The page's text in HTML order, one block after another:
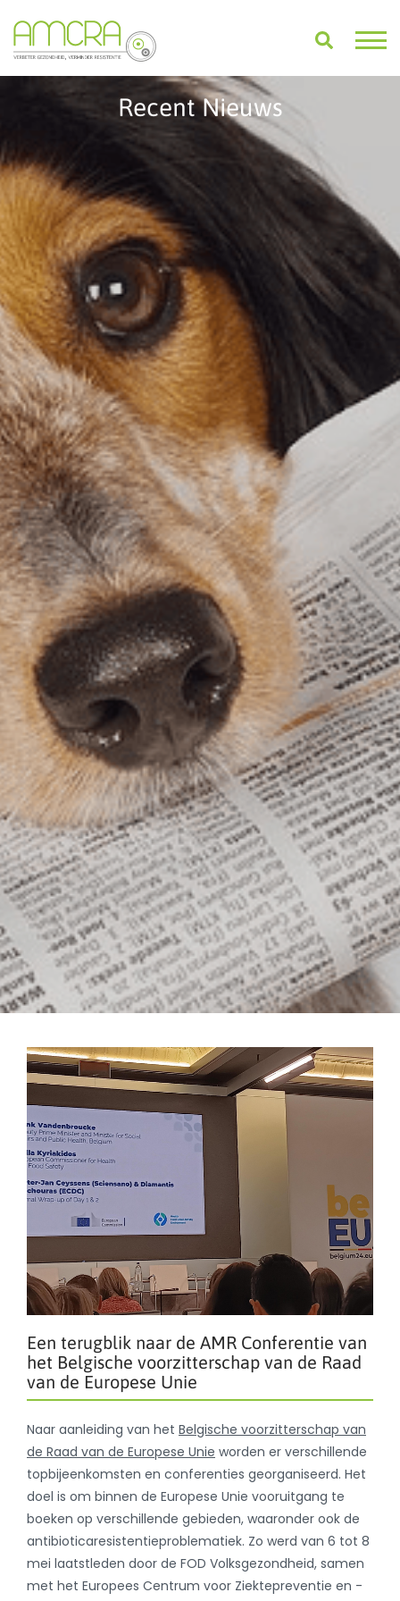
Recent Nieuws
Een terugblik naar de AMR Conferentie van
het Belgische voorzitterschap van de Raad
van de Europese Unie
Naar aanleiding van het Belgische voorzitterschap van
de Raad van de Europese Unie worden er verschillende
topbijeenkomsten en conferenties georganiseerd. Het
doel is om binnen de Europese Unie vooruitgang te
boeken op verschillende gebieden, waaronder ook de
antibioticaresistentieproblematiek. Zo werd van 6 tot 8
mei laatstleden door de FOD Volksgezondheid, samen
met het Europees Centrum voor Ziektepreventie en -